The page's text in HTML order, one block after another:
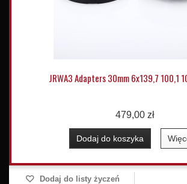
JRWA3 Adapters 30mm 6x139,7 100,1
479,00 zł
Dodaj do koszyka
Dodaj do listy życzeń